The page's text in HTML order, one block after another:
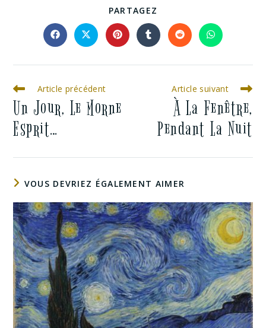
PARTAGEZ
Article précédent
Un Jour, Le Morne
Esprit…
Article suivant
À La Fenêtre,
Pendant La Nuit
VOUS DEVRIEZ ÉGALEMENT AIMER